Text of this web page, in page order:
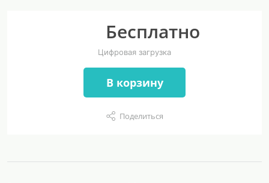
Бесплатно
Цифровая загрузка
В корзину
Поделиться